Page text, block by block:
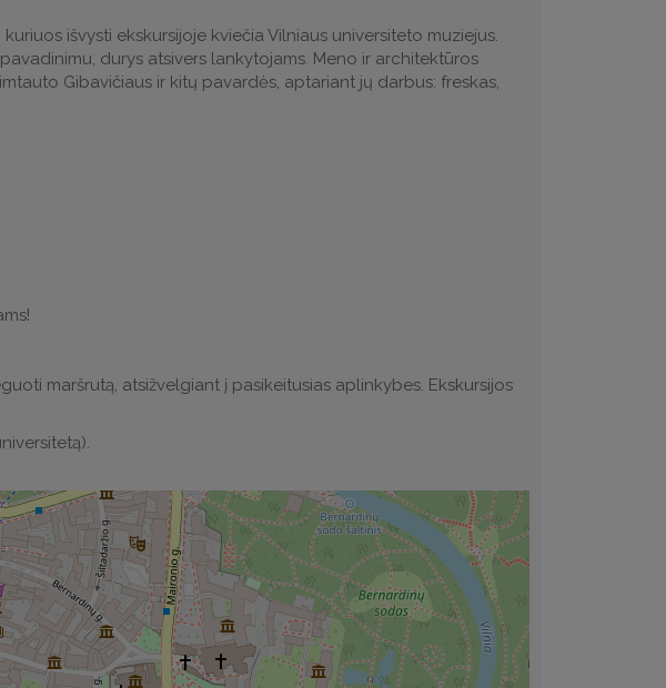
išvysti ekskursijoje kviečia Vilniaus universiteto muziejus.
durys atsivers lankytojams. Meno ir architektūros
Gibavičiaus ir kitų pavardės, aptariant jų darbus: freskas,
maršrutą, atsižvelgiant į pasikeitusias aplinkybes. Ekskursijos